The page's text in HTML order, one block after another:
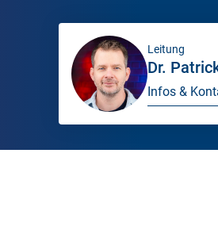
Sommerakademie
Alumni
Leitung
Dr.
Infos &